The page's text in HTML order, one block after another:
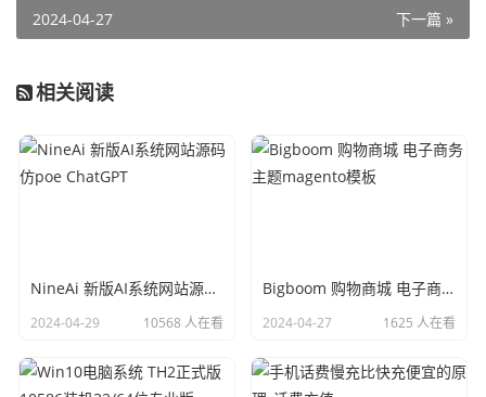
下一篇 »
2024-04-27
相关阅读
NineAi 新版AI系统网站源码 仿poe ChatGPT
2024-04-29 10568 人在看
Bigboom 购物商城 电子商务主题magento模板
2024-04-27 1625 人在看